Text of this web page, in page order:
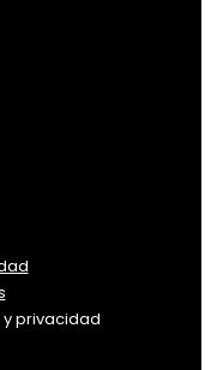
privacidad